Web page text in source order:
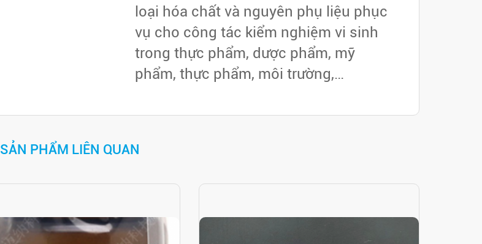
loại hóa chất và nguyên phụ liệu phục
vụ cho công tác kiểm nghiệm vi sinh
trong thực phẩm, dược phẩm, mỹ
phẩm, thực phẩm, môi trường,…
SẢN PHẨM LIÊN QUAN